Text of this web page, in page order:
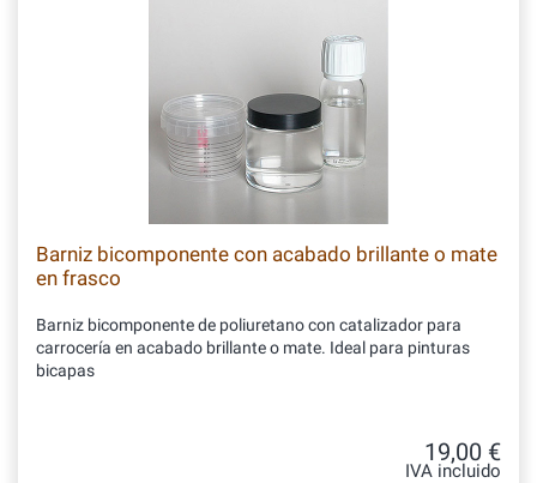
Barniz bicomponente con acabado brillante o mate
en frasco
Barniz bicomponente de poliuretano con catalizador para
carrocería en acabado brillante o mate. Ideal para pinturas
bicapas
19,00 €
IVA incluido